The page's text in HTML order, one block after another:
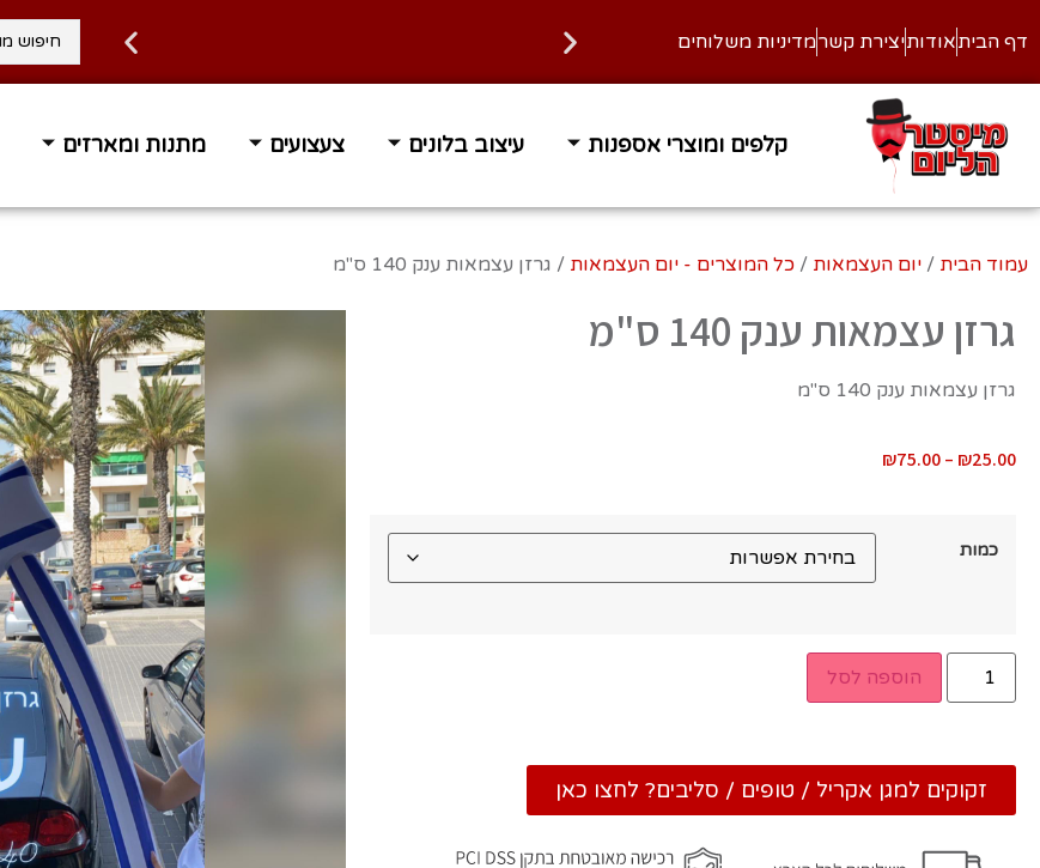
דף הביתאודותיצירת קשרמדיניות משלוחים
קלפים ומוצרי אספנות עיצוב בלונים צעצועים מתנות ומארזים
עמוד הבית / יום העצמאות / כל המוצרים - יום העצמאות / גרזן עצמאות ענק 140 ס"מ
גרזן עצמאות ענק 140 ס"מ
גרזן עצמאות ענק 140 ס"מ
₪25.00
–
₪75.00
כמות
הוספה לסל
זקוקים למגן אקריל / טופים / סליבים? לחצו כאן